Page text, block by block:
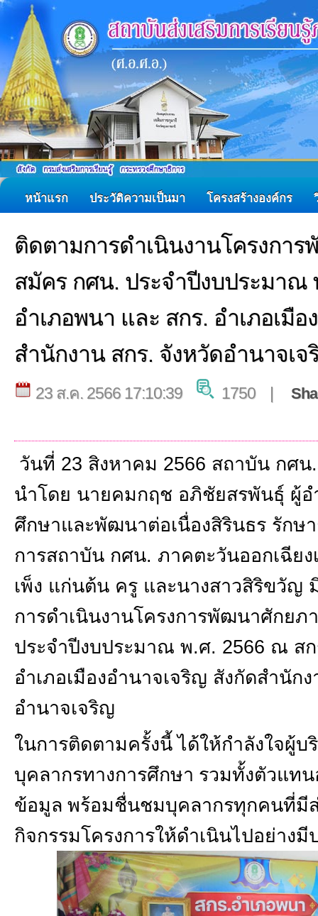
หน้าแรก ประวัติความเป็นมา โครงสร้างองค์กร
ติดตามการดำเนินงานโครงกา
สมัคร กศน. ประจำปีงบประมาณ
อำเภอพนา และ สกร. อำเภอเมื
สำนักงาน สกร. จังหวัดอำนาจเจ
23 ส.ค. 2566 17:10:39 1750 |
วันที่ 23 สิงหาคม 2566 สถาบัน กศน
นำโดย นายคมกฤช อภิชัยสรพันธุ์ ผู้อ
ศึกษาและพัฒนาต่อเนื่องสิรินธร รักษ
การสถาบัน กศน. ภาคตะวันออกเฉีย
เพ็ง แก่นต้น ครู และนางสาวสิริขวัญ
การดำเนินงานโครงการพัฒนาศักย
ประจำปีงบประมาณ พ.ศ. 2566 ณ ส
อำเภอเมืองอำนาจเจริญ สังกัดสำนัก
อำนาจเจริญ
ในการติดตามครั้งนี้ ได้ให้กำลังใจผู้บ
บุคลากรทางการศึกษา รวมทั้งตัวแท
ข้อมูล พร้อมชื่นชมบุคลากรทุกคนที่มี
กิจกรรมโครงการให้ดำเนินไปอย่าง